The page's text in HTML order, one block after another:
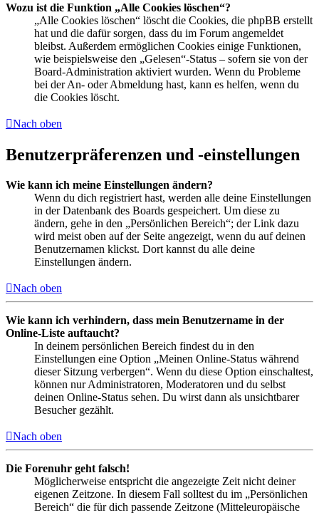
Wozu ist die Funktion „Alle Cookies löschen“?
„Alle Cookies löschen“ löscht die Cookies, die phpBB erstellt
hat und die dafür sorgen, dass du im Forum angemeldet
bleibst. Außerdem ermöglichen Cookies einige Funktionen,
wie beispielsweise den „Gelesen“-Status – sofern sie von der
Board-Administration aktiviert wurden. Wenn du Probleme
bei der An- oder Abmeldung hast, kann es helfen, wenn du
die Cookies löscht.
Nach oben
Benutzerpräferenzen und -einstellungen
Wie kann ich meine Einstellungen ändern?
Wenn du dich registriert hast, werden alle deine Einstellungen
in der Datenbank des Boards gespeichert. Um diese zu
ändern, gehe in den „Persönlichen Bereich“; der Link dazu
wird meist oben auf der Seite angezeigt, wenn du auf deinen
Benutzernamen klickst. Dort kannst du alle deine
Einstellungen ändern.
Nach oben
Wie kann ich verhindern, dass mein Benutzername in der
Online-Liste auftaucht?
In deinem persönlichen Bereich findest du in den
Einstellungen eine Option „Meinen Online-Status während
dieser Sitzung verbergen“. Wenn du diese Option einschaltest,
können nur Administratoren, Moderatoren und du selbst
deinen Online-Status sehen. Du wirst dann als unsichtbarer
Besucher gezählt.
Nach oben
Die Forenuhr geht falsch!
Möglicherweise entspricht die angezeigte Zeit nicht deiner
eigenen Zeitzone. In diesem Fall solltest du im „Persönlichen
Bereich“ die für dich passende Zeitzone (Mitteleuropäische